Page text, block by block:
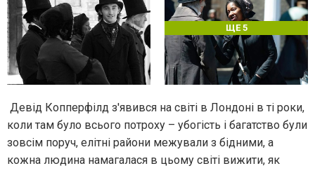
ЩЕ 5
Девід Копперфілд з'явився на світі в Лондоні в ті роки,
коли там було всього потроху – убогість і багатство були
зовсім поруч, елітні райони межували з бідними, а
кожна людина намагалася в цьому світі вижити, як